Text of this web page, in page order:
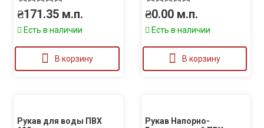
₴171.35 м.п.
Есть в наличии
В корзину
₴0.00 м.п.
Есть в наличии
В корзину
Рукав для воды ПВХ
Рукав Напорно-